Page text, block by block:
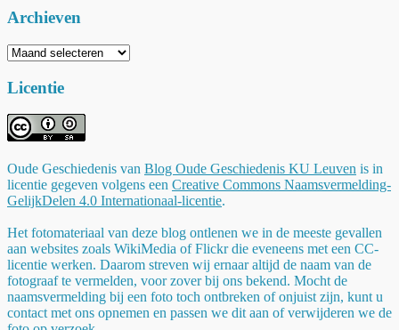
Archieven
Archieven
Licentie
Oude Geschiedenis van Blog Oude Geschiedenis KU Leuven is in
licentie gegeven volgens een Creative Commons Naamsvermelding-
GelijkDelen 4.0 Internationaal-licentie.
Het fotomateriaal van deze blog ontlenen we in de meeste gevallen
aan websites zoals WikiMedia of Flickr die eveneens met een CC-
licentie werken. Daarom streven wij ernaar altijd de naam van de
fotograaf te vermelden, voor zover bij ons bekend. Mocht de
naamsvermelding bij een foto toch ontbreken of onjuist zijn, kunt u
contact met ons opnemen en passen we dit aan of verwijderen we de